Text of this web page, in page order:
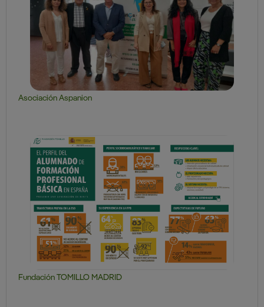
Asociación Aspanion
Fundación TOMILLO MADRID